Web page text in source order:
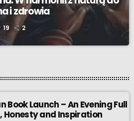
i zdrowia
19 2
Book Launch – An Evening Full
Honesty and Inspiration